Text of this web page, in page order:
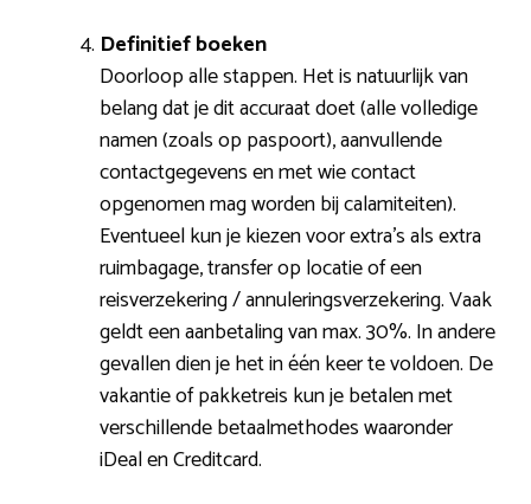
Definitief boeken
Doorloop alle stappen. Het is natuurlijk van
belang dat je dit accuraat doet (alle volledige
namen (zoals op paspoort), aanvullende
contactgegevens en met wie contact
opgenomen mag worden bij calamiteiten).
Eventueel kun je kiezen voor extra’s als extra
ruimbagage, transfer op locatie of een
reisverzekering / annuleringsverzekering. Vaak
geldt een aanbetaling van max. 30%. In andere
gevallen dien je het in één keer te voldoen. De
vakantie of pakketreis kun je betalen met
verschillende betaalmethodes waaronder
iDeal en Creditcard.